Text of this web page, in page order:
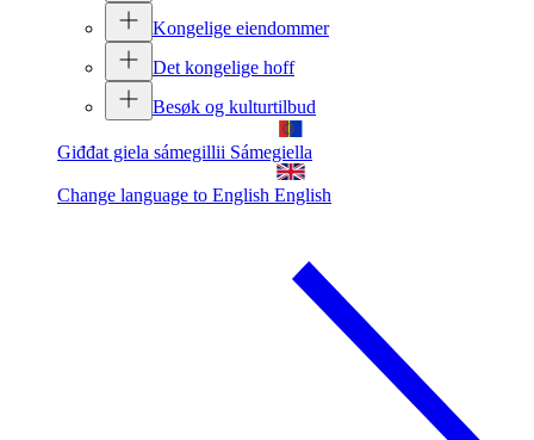
Kongelige eiendommer
Det kongelige hoff
Besøk og kulturtilbud
Giđđat giela sámegillii Sámegiella
Change language to English English